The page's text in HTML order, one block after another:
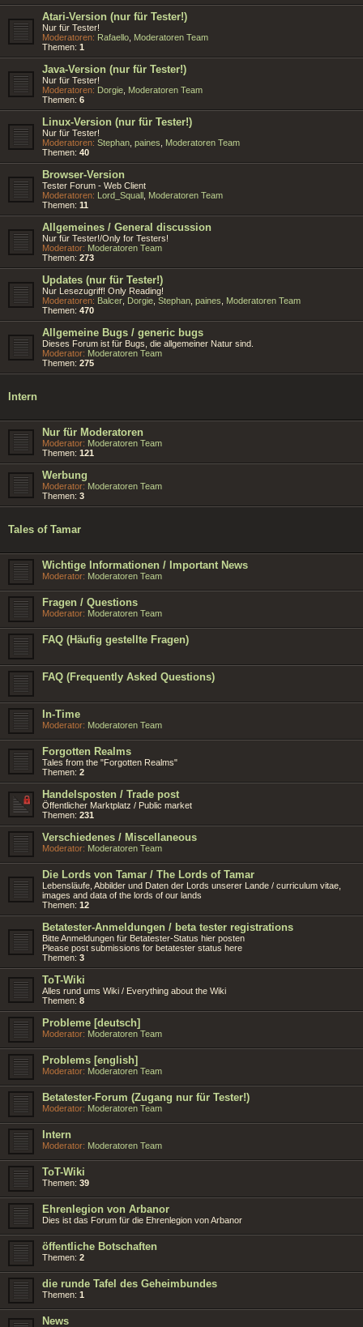
Atari-Version (nur für Tester!)
Nur für Tester!
Moderatoren: Rafaello Moderatoren Team
Themen: 1
Java-Version (nur für Tester!)
Nur für Tester!
Moderatoren: Dorgie Moderatoren Team
Themen: 6
Linux-Version (nur für Tester!)
Nur für Tester!
Moderatoren: Stephan paines
Moderatoren Team
Themen: 40
Browser-Version
Tester Forum - Web Client
Moderatoren: Lord_Squall Moderatoren Team
Themen: 11
Allgemeines / General discussion
Nur für Tester!/Only for Testers!
Moderator: Moderatoren Team
Themen: 273
Updates (nur für Tester!)
Nur Lesezugriff! Only Reading!
Moderatoren: Balcer Dorgie Stephan paines
Moderatoren Team
Themen: 470
Allgemeine Bugs / generic bugs
Dieses Forum ist für Bugs, die allgemeiner Natur sind.
Moderator: Moderatoren Team
Themen: 275
Intern
Nur für Moderatoren
Moderator: Moderatoren Team
Themen: 121
Werbung
Moderator: Moderatoren Team
Themen: 3
Tales of Tamar
Wichtige Informationen / Important News
Moderator: Moderatoren Team
Fragen / Questions
Moderator: Moderatoren Team
FAQ (Häufig gestellte Fragen)
FAQ (Frequently Asked Questions)
In-Time
Moderator: Moderatoren Team
Forgotten Realms
Tales from the "Forgotten Realms"
Themen: 2
Handelsposten / Trade post
Öffentlicher Marktplatz / Public market
Themen: 231
Verschiedenes / Miscellaneous
Moderator: Moderatoren Team
Die Lords von Tamar / The Lords of Tamar
Lebensläufe, Abbilder und Daten der Lords unserer Lande / curriculum vitae,
images and data of the lords of our lands
Themen: 12
Betatester-Anmeldungen / beta tester registrations
Bitte Anmeldungen für Betatester-Status hier posten
Please post submissions for betatester status here
Themen: 3
ToT-Wiki
Alles rund ums Wiki / Everything about the Wiki
Themen: 8
Probleme [deutsch]
Moderator: Moderatoren Team
Problems [english]
Moderator: Moderatoren Team
Betatester-Forum (Zugang nur für Tester!)
Moderator: Moderatoren Team
Intern
Moderator: Moderatoren Team
ToT-Wiki
Themen: 39
Ehrenlegion von Arbanor
Dies ist das Forum für die Ehrenlegion von Arbanor
öffentliche Botschaften
Themen: 2
die runde Tafel des Geheimbundes
Themen: 1
News